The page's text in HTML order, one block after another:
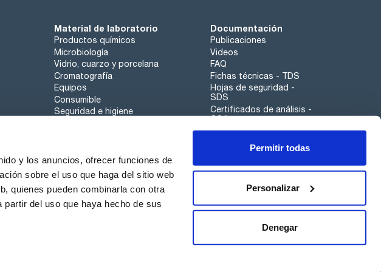
y los anuncios, ofrecer funciones de
sobre el uso que haga del sitio web
quienes pueden combinarla con otra
del uso que haya hecho de sus
Permitir todas
Personalizar
Denegar
Material de laboratorio
Productos químicos
Microbiología
Vidrio, cuarzo y porcelana
Cromatografía
Equipos
Consumible
Seguridad e higiene
Documentación
Publicaciones
Videos
FAQ
Fichas técnicas - TDS
Hojas de seguridad -
SDS
Certificados de análisis -
COA
Aplicaciones
Canal de denuncias